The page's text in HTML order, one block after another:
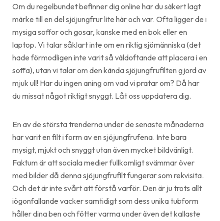
Om du regelbundet befinner dig online har du säkert lagt
märke till en del sjöjungfrur lite här och var. Ofta ligger de i
mysiga soffor och gosar, kanske med en bok eller en
laptop. Vi talar såklart inte om en riktig sjömänniska (det
hade förmodligen inte varit så väldoftande att placera i en
soffa), utan vi talar om den kända sjöjungfrufilten gjord av
mjuk ull! Har du ingen aning om vad vi pratar om? Då har
du missat något riktigt snyggt. Låt oss uppdatera dig.
En av de största trenderna under de senaste månaderna
har varit en filt i form av en sjöjungfrufena. Inte bara
mysigt, mjukt och snyggt utan även mycket bildvänligt.
Faktum är att sociala medier fullkomligt svämmar över
med bilder då denna sjöjungfrufilt fungerar som rekvisita.
Och det är inte svårt att förstå varför. Den är ju trots allt
iögonfallande vacker samtidigt som dess unika tubform
håller dina ben och fötter varma under även det kallaste